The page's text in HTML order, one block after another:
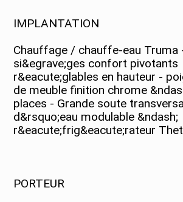
IMPLANTATION
Chauffage / chauffe-eau Truma
si&egrave;ges confort pivotants
r&eacute;glables en hauteur -
de meuble finition chrome
places - Grande soute
d&rsquo;eau modulable &ndash;
r&eacute;frig&eacute;rateur
PORTEUR